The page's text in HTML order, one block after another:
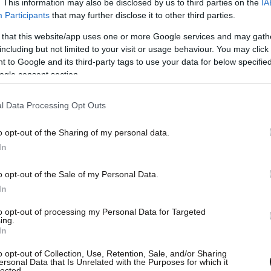
This information may also be disclosed by us to third parties on the
Participants that may further disclose it to other third parties.
that this website/app uses one or more Google services and may
but not limited to your visit or usage behaviour. You may
to Google and its third-party tags to use your data for below
consent section.
Data Processing Opt Outs
opt-out of the Sharing of my personal data.
opt-out of the Sale of my Personal Data.
opt-out of processing my Personal Data for Targeted
opt-out of Collection, Use, Retention, Sale, and/or Sharing
Data that Is Unrelated with the Purposes for which it
αποτέλεσμα.
την ενυδάτωση της
πιο λεπτή και πιο ευάλωτη στην
περιοχή, είναι σχεδόν βέβαιο ότι θα
με ενυδατικά συστατικά, όπως: